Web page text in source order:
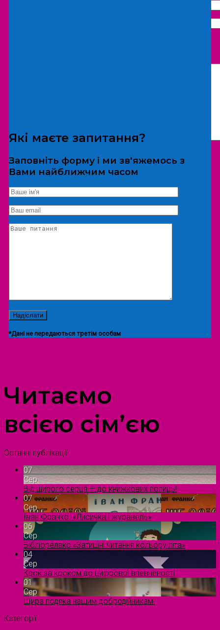
*Дані не передаються третім особам
Екскурсія/локація
Які маєте запитання?
Заповніть форму і ми зв'яжемось з
Вами найближчим часом
*Дані не передаються третім особам
Читаємо
всією сім’єю
Останні публікації
07
Сер
Від щирого серця — до книжкових полиць!
07
Сер
Іван Франко. «Лисичка і журавель»
06
Сер
Бібліорелакс «Затишні читання кольору літа»
04
Сер
Крок за кроком до цифрової впевненості
01
Сер
Щира подяка нашим добродійникам!
Категорії